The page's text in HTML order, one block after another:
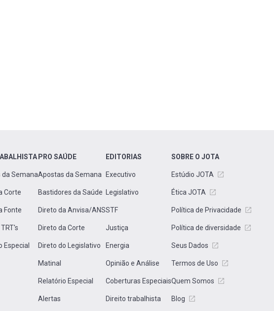
Semana
Corte
Fonte
Especial
PRO SAÚDE
Apostas da Semana
Bastidores da Saúde
Direto da Anvisa/ANS
Direto da Corte
Direto do Legislativo
Matinal
Relatório Especial
Alertas
EDITORIAS
Executivo
Legislativo
STF
Justiça
Energia
Opinião e Análise
Coberturas Especiais
Direito trabalhista
SOBRE O JOTA
Estúdio JOTA
Ética JOTA
Política de Privacidade
Política de diversidade
Seus Dados
Termos de Uso
Quem Somos
Blog